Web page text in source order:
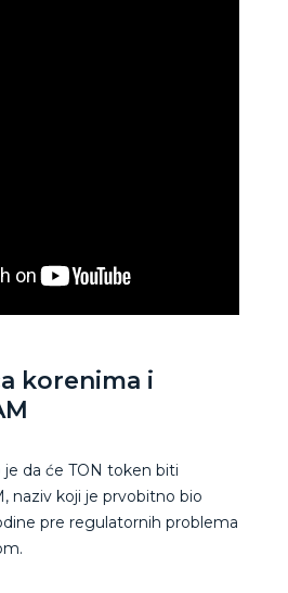
korenima i
je da će TON token biti
naziv koji je prvobitno bio
pre regulatornih problema